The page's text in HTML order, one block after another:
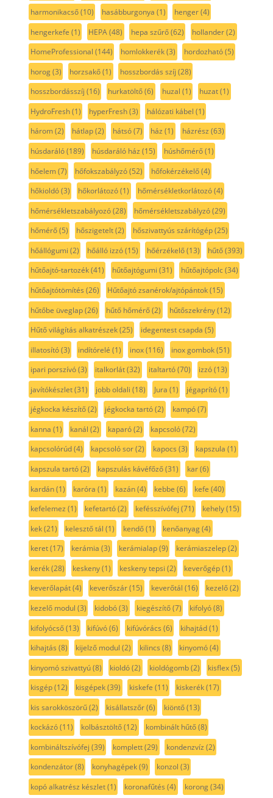
harmonikacső(10) hasábburgonya (1) henger(4)
hengerkefe (1) HEPA(48) hepa szűrő(62) hollander(2)
HomeProfessional (144) homlokkerék(3) hordozható(5)
horog(3) horzsakő(1) hosszbordás szíj (28)
hosszbordásszíj (16) hurkatöltő(6) huzal (1) huzat(1)
HydroFresh(1) hyperFresh(3) hálózati kábel (1)
három(2) hátlap(2) hátsó(7) ház (1) házrész (63)
húsdaráló(189) húsdaráló ház (15) húshőmérő(1)
hőelem(7) hőfokszabályzó(52) hőfokérzékelő(4)
hőkioldó(3) hőkorlátozó(1) hőmérsékletkorlátozó(4)
hőmérsékletszabályozó(28) hőmérsékletszabályzó(29)
hőmérő(5) hőszigetelt(2) hőszivattyús szárítógép(25)
hőállógumi (2) hőálló izzó(15) hőérzékelő(13) hűtő(393)
hűtőajtó-tartozék(41) hűtőajtógumi (31) hűtőajtópolc(34)
hűtőajtótömítés (26) Hűtőajtó zsanérok/ajtópántok(15)
hűtőbe üveglap(26) hűtő hőmérő(2) hűtőszekrény(12)
Hűtő világítás alkatrészek(25) idegentest csapda (5)
illatosító(3) indítórelé (1) inox(116) inox gombok(51)
ipari porszívó(3) italkorlát(32) italtartó(70) izzó(13)
javítókészlet(31) jobb oldali (18) Jura (1) jégaprító(1)
jégkocka készítő(2) jégkocka tartó(2) kampó(7)
kanna (1) kanál (2) kaparó(2) kapcsoló(72)
kapcsolórúd(4) kapcsoló sor(2) kapocs (3) kapszula (1)
kapszula tartó(2) kapszulás kávéfőző(31) kar(6)
kardán(1) karóra (1) kazán(4) kebbe (6) kefe (40)
kefelemez (1) kefetartó(2) kefésszívófej (71) kehely(15)
kek(21) kelesztő tál (1) kendő(1) kenőanyag(4)
keret(17) kerámia (3) kerámialap(9) kerámiaszelep(2)
kerék(28) keskeny(1) keskeny tepsi (2) keverőgép(1)
keverőlapát(4) keverőszár(15) keverőtál (16) kezelő(2)
kezelő modul (3) kidobó(3) kiegészítő(7) kifolyó(8)
kifolyócső(13) kifúvó(6) kifúvórács (6) kihajtád(1)
kihajtás (8) kijelző modul (2) kilincs (8) kinyomó(4)
kinyomó szivattyú(8) kioldó(2) kioldógomb(2) kisflex(5)
kisgép(12) kisgépek(39) kiskefe (11) kiskerék(17)
kis sarokköszörű(2) kisállatszőr(6) kiöntő(13)
kockázó(11) kolbásztöltő(12) kombinált hűtő(8)
kombináltszívófej (39) komplett(29) kondenzvíz (2)
kondenzátor(8) konyhagépek(9) konzol (3)
kopó alkatrész készlet(1) koronafűtés (4) korong(34)